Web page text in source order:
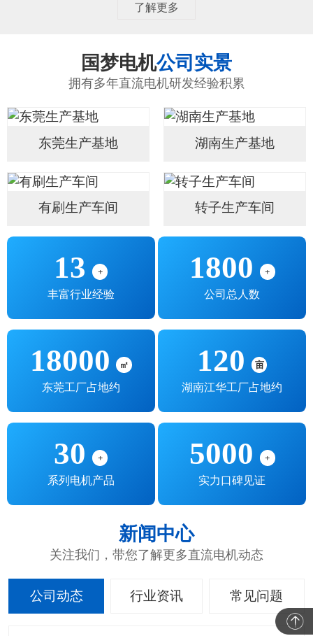
了解更多
国梦电机公司实景
拥有多年直流电机研发经验积累
东莞生产基地 湖南生产基地
有刷生产车间 转子生产车间
13 +
丰富行业经验
1800 +
公司总人数
18000 ㎡
东莞工厂占地约
120 亩
湖南江华工厂占地约
30 +
系列电机产品
5000 +
实力口碑见证
新闻中心
关注我们，带您了解更多直流电机动态
公司动态 行业资讯 常见问题